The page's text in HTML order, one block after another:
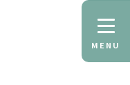
MENU